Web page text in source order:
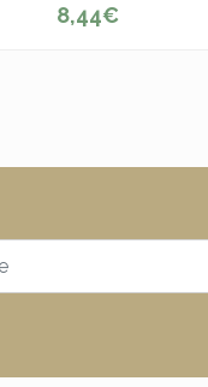
+
8,44€